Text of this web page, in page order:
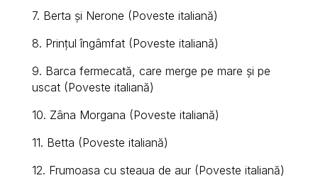
7. Berta şi Nerone (Poveste italiană)
8. Prinţul îngâmfat (Poveste italiană)
9. Barca fermecată, care merge pe mare şi pe
uscat (Poveste italiană)
10. Zâna Morgana (Poveste italiană)
11. Betta (Poveste italiană)
12. Frumoasa cu steaua de aur (Poveste italiană)